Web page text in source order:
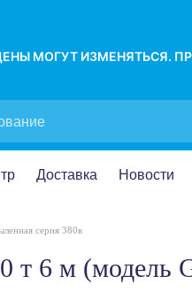
МОГУТ ИЗМЕНЯТЬСЯ.
Доставка Новости
серия 380в
т 6 м (модель